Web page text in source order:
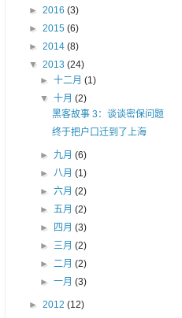
► 2016 (3)
► 2015 (6)
► 2014 (8)
▼ 2013 (24)
►十二月(1)
▼十月(2)
黑客故事 3：谈谈密保问题
终于把户口迁到了上海
► 九月(6)
►八月(1)
►六月(2)
►五月(2)
►
四月(3)
►三月(2)
►二月(2)
►一月(3)
► 2012 (12)